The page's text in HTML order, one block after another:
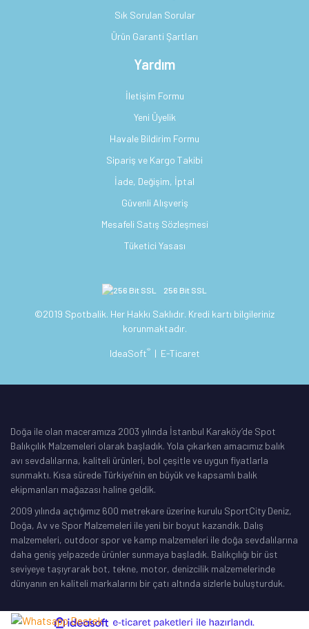
Sık Sorulan Sorular
Ürün Garanti Şartları
Yardım
İletişim Formu
Yeni Üyelik
Havale Bildirim Formu
Sipariş ve Kargo Takibi
İade, Değişim, İptal
Güvenli Alışveriş
Mesafeli Satış Sözleşmesi
Tüketici Yasası
256 Bit SSL
©2019 Spotbalik. Her Hakkı Saklıdır. Kredi kartı bilgileriniz
korunmaktadır.
IdeaSoft® | E-Ticaret
Doğa ile olan maceramıza 2003 yılında İstanbul Karaköy’de Spot
Balıkçılık Malzemeleri olarak başladık. Yola çıkarken amacımız balık
avı sevdalılarına, kaliteli ürünleri, bol çeşitle ve uygun fiyatlarla
sunmaktı. Kısa sürede Türkiye’nin en büyük ve kapsamlı balık
ekipmanları mağazası haline geldik.
2009 yılında açtığımız 600 metrekare üzerine kurulu SportCity Deniz,
Doğa, Av ve Spor Malzemeleri ile yeni bir boyut kazandık. Dalış
malzemeleri, outdoor spor ve kamp malzemeleri ile doğa sevdalılarına
daha geniş yelpazede ürünler sunmaya başladık. Balıkçılığı bir üst
seviyeye taşıyrarak bot, tekne, motor, denizcilik malzemelerinde
dünyanın en kaliteli markalarını bir çatı altında sizlerle buluşturduk.
ideasoft e-